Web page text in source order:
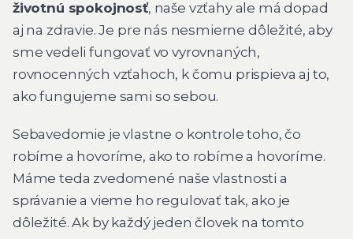
životnú spokojnosť, naše vzťahy ale má dopad
aj na zdravie. Je pre nás nesmierne dôležité, aby
sme vedeli fungovať vo vyrovnaných,
rovnocenných vzťahoch, k čomu prispieva aj to,
ako fungujeme sami so sebou.
Sebavedomie je vlastne o kontrole toho, čo
robíme a hovoríme, ako to robíme a hovoríme.
Máme teda zvedomené naše vlastnosti a
správanie a vieme ho regulovať tak, ako je
dôležité. Ak by každý jeden človek na tomto